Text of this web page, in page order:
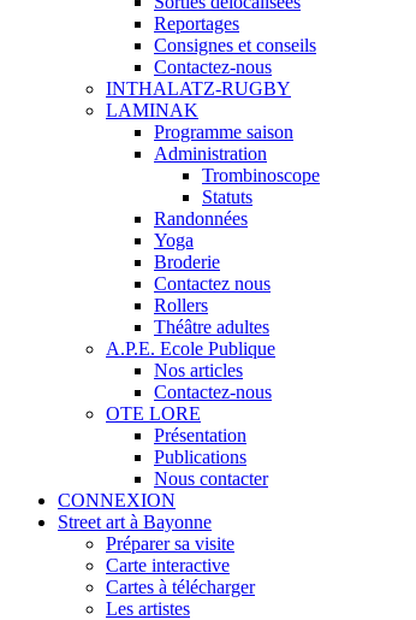
Reportages
Consignes et conseils
Contactez-nous
INTHALATZ-RUGBY
LAMINAK
Programme saison
Administration
Trombinoscope
Statuts
Randonnées
Yoga
Broderie
Contactez nous
Rollers
Théâtre adultes
A.P.E. Ecole Publique
Nos articles
Contactez-nous
OTE LORE
Présentation
Publications
Nous contacter
CONNEXION
Street art à Bayonne
Préparer sa visite
Carte interactive
Cartes à télécharger
Les artistes